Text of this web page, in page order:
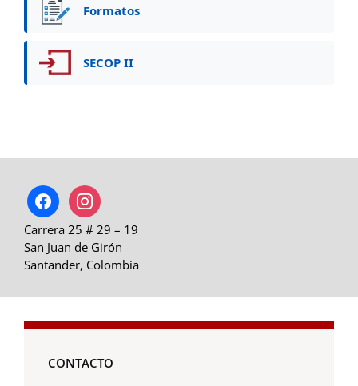
Formatos
SECOP II
facebookinstagram
Carrera 25 # 29 – 19
San Juan de Girón
Santander, Colombia
CONTACTO